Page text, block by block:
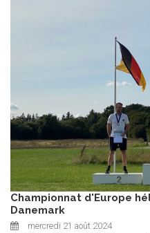
Championnat d'Europe
Danemark
mercredi 21 août 2024